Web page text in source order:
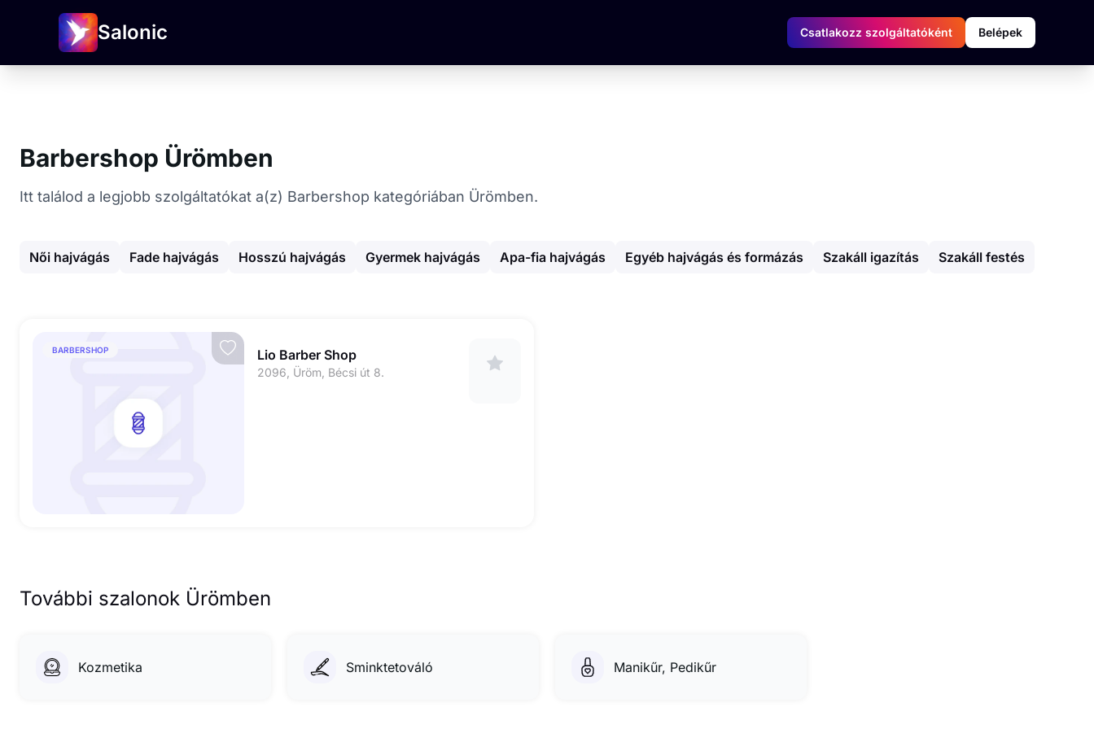
Salonic Csatlakozz szolgáltatóként Belépek
Barbershop Ürömben
Itt találod a legjobb szolgáltatókat a(z) Barbershop kategóriában Ürömben.
Női hajvágás Fade hajvágás Hosszú hajvágás Gyermek hajvágás Apa-fia hajvágás Egyéb hajvágás és formázás Szakáll igazítás Szakáll festés
BARBERSHOP Lio Barber Shop
2096, Üröm, Bécsi út 8.
További szalonok Ürömben
Kozmetika Sminktetováló Manikűr, Pedikűr